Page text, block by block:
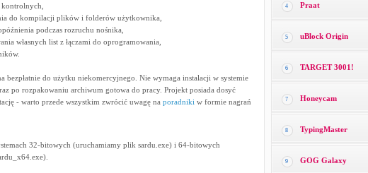
do kompilacji plików i folderów użytkownika,
podczas rozruchu nośnika,
własnych list z łączami do oprogramowania,
bezpłatnie do użytku niekomercyjnego. Nie wymaga instalacji w systemie
po rozpakowaniu archiwum gotowa do pracy. Projekt posiada dosyć
- warto przede wszystkim zwrócić uwagę na poradniki w formie nagrań
32-bitowych (uruchamiamy plik sardu.exe) i 64-bitowych
4 Praat
5 uBlock Origin
6 TARGET 3001!
7 Honeycam
8 TypingMaster
9 GOG Galaxy